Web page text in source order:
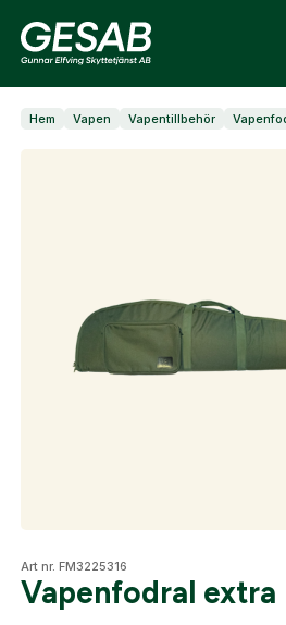
Ammunition
Jaktkläder & skor
Optik
Hem Vapen Vapentillbehör
Art nr. FM3225316
Vapenfodral extra
formuläret så återkommer vi till
skapat. I vår FAQ hittar du svar
frågorna gällande Mitt konto.